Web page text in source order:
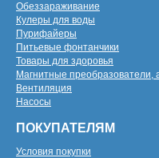
Обеззараживание
Кулеры для воды
Пурифайеры
Питьевые фонтанчики
Товары для здоровья
Магнитные преобразователи,
Вентиляция
Насосы
ПОКУПАТЕЛЯМ
Условия покупки